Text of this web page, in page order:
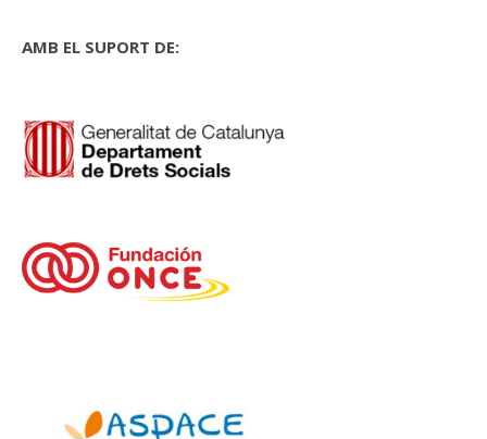
AMB EL SUPORT DE: